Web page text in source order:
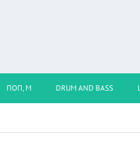
ПОП, М DRUM AND BASS